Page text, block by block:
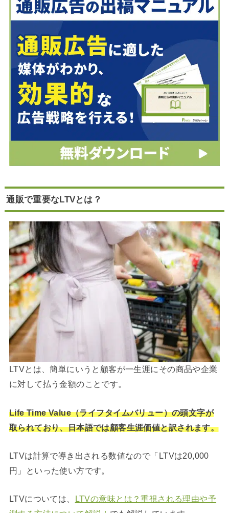
通販で重要なLTVとは？
LTVとは、簡単にいうと顧客が一生涯にその商品や企業
に対して払う金額のことです。
Life Time Value（ライフタイムバリュー）の頭文字が
取られており、日本語では顧客生涯価値と訳されます。
LTVは計算で導き出される数値なので「LTVは20,000
円」といった使い方です。
LTVについては、
LTVの意味とは？重視される理由や予